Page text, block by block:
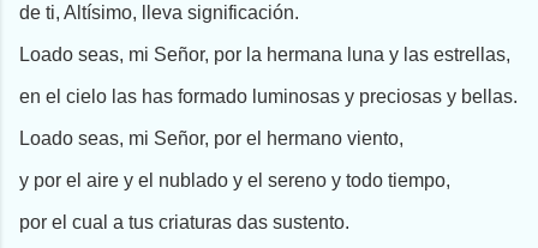
de ti, Altísimo, lleva significación.
Loado seas, mi Señor, por la hermana luna y las estrellas,
en el cielo las has formado luminosas y preciosas y bellas.
Loado seas, mi Señor, por el hermano viento,
y por el aire y el nublado y el sereno y todo tiempo,
por el cual a tus criaturas das sustento.